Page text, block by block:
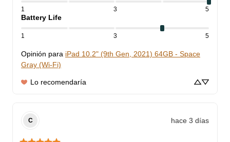
1 3 5
Battery Life
1 3 5
Opinión para iPad 10.2" (9th Gen, 2021) 64GB - Space
Gray (Wi-Fi)
Lo recomendaría
C hace 3 días